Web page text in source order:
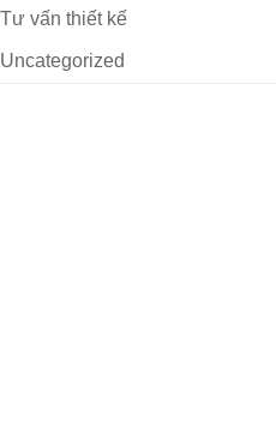
Tư vấn thiết kế
Uncategorized